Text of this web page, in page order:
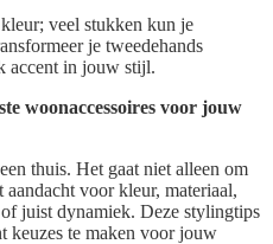
veel stukken kun je
je tweedehands
accent in jouw stijl.
woonaccessoires voor jouw
thuis. Het gaat niet alleen om
aandacht voor kleur, materiaal,
juist dynamiek. Deze stylingtips
keuzes te maken voor jouw